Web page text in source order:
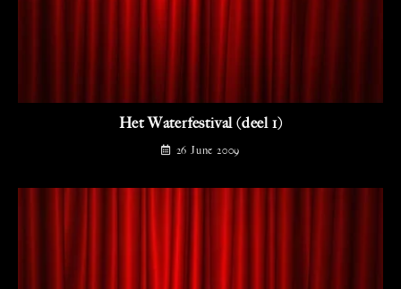
Het Waterfestival (deel 1)
26 June 2009